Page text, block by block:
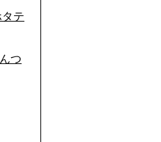
テ
つ